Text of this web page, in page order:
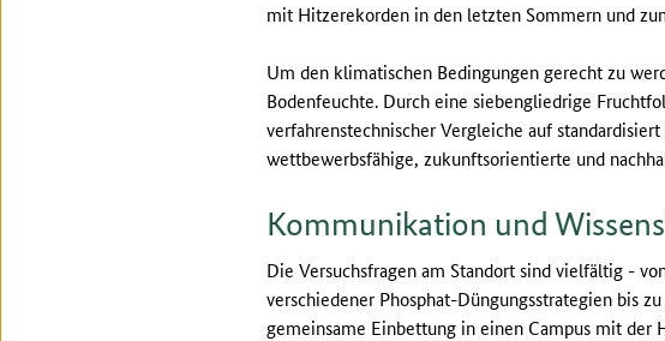
mit Hitzerekorden in den letzten Sommern und
Um den klimatischen Bedingungen gerecht zu
Bodenfeuchte. Durch eine siebengliedrige
verfahrenstechnischer Vergleiche auf
wettbewerbsfähige, zukunftsorientierte und
Kommunikation und
Die Versuchsfragen am Standort sind vielfältig -
verschiedener Phosphat-Düngungsstrategien bis
gemeinsame Einbettung in einen Campus mit der